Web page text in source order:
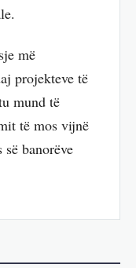
më
projekteve të
mund të
të mos vijnë
banorëve